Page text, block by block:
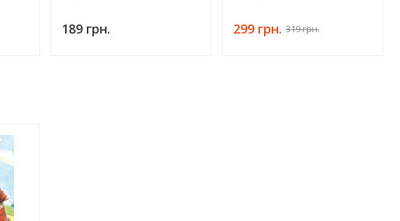
189 грн. 299 грн. 319 грн.